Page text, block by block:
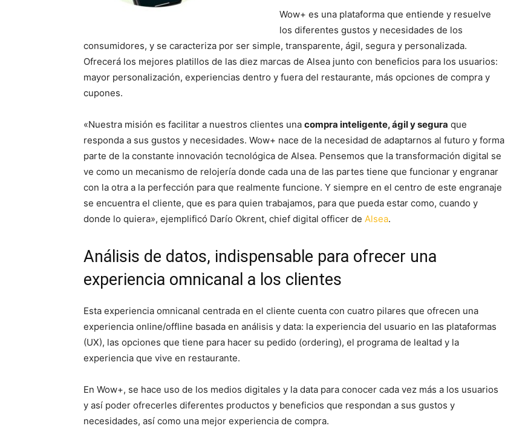
Wow+ es una plataforma que entiende y resuelve
los diferentes gustos y necesidades de los
consumidores, y se caracteriza por ser simple, transparente, ágil, segura y personalizada.
Ofrecerá los mejores platillos de las diez marcas de Alsea junto con beneficios para los usuarios:
mayor personalización, experiencias dentro y fuera del restaurante, más opciones de compra y
cupones.
«Nuestra misión es facilitar a nuestros clientes una compra inteligente, ágil y segura que
responda a sus gustos y necesidades. Wow+ nace de la necesidad de adaptarnos al futuro y forma
parte de la constante innovación tecnológica de Alsea. Pensemos que la transformación digital se
ve como un mecanismo de relojería donde cada una de las partes tiene que funcionar y engranar
con la otra a la perfección para que realmente funcione. Y siempre en el centro de este engranaje
se encuentra el cliente, que es para quien trabajamos, para que pueda estar como, cuando y
donde lo quiera», ejemplificó Darío Okrent, chief digital officer de Alsea.
Análisis de datos, indispensable para ofrecer una
experiencia omnicanal a los clientes
Esta experiencia omnicanal centrada en el cliente cuenta con cuatro pilares que ofrecen una
experiencia online/offline basada en análisis y data: la experiencia del usuario en las plataformas
(UX), las opciones que tiene para hacer su pedido (ordering), el programa de lealtad y la
experiencia que vive en restaurante.
En Wow+, se hace uso de los medios digitales y la data para conocer cada vez más a los usuarios
y así poder ofrecerles diferentes productos y beneficios que respondan a sus gustos y
necesidades, así como una mejor experiencia de compra.